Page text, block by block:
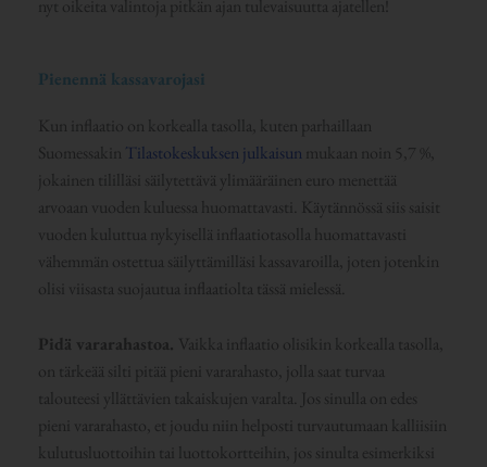
nyt oikeita valintoja pitkän ajan tulevaisuutta ajatellen!
Pienennä kassavarojasi
Kun inflaatio on korkealla tasolla, kuten parhaillaan
Suomessakin Tilastokeskuksen julkaisun mukaan noin 5,7 %,
jokainen tililläsi säilytettävä ylimääräinen euro menettää
arvoaan vuoden kuluessa huomattavasti. Käytännössä siis saisit
vuoden kuluttua nykyisellä inflaatiotasolla huomattavasti
vähemmän ostettua säilyttämilläsi kassavaroilla, joten jotenkin
olisi viisasta suojautua inflaatiolta tässä mielessä.
Pidä vararahastoa. Vaikka inflaatio olisikin korkealla tasolla,
on tärkeää silti pitää pieni vararahasto, jolla saat turvaa
talouteesi yllättävien takaiskujen varalta. Jos sinulla on edes
pieni vararahasto, et joudu niin helposti turvautumaan kalliisiin
kulutusluottoihin tai luottokortteihin, jos sinulta esimerkiksi